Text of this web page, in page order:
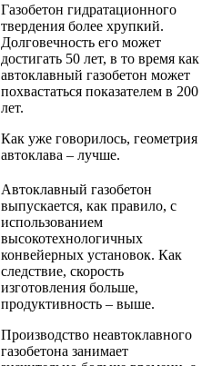
Газобетон гидратационного
твердения более хрупкий.
Долговечность его может
достигать 50 лет, в то время как
автоклавный газобетон может
похвастаться показателем в 200
лет.
Как уже говорилось, геометрия
автоклава – лучше.
Автоклавный газобетон
выпускается, как правило, с
использованием
высокотехнологичных
конвейерных установок. Как
следствие, скорость
изготовления больше,
продуктивность – выше.
Производство неавтоклавного
газобетона занимает